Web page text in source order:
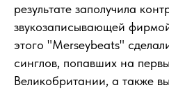
результате заполучила
звукозаписывающей
этого "Merseybeats"
синглов, попавших на
Великобритании, а также